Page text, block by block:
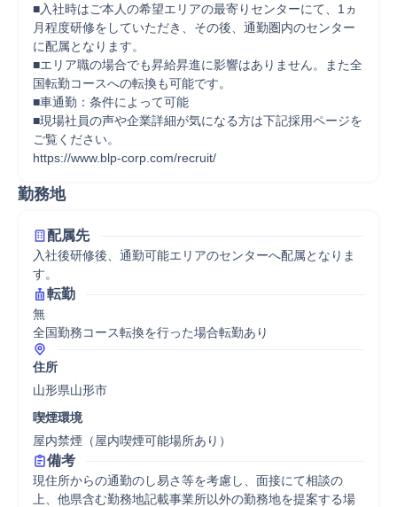
■入社時はご本人の希望エリアの最寄りセンターにて、1ヵ
月程度研修をしていただき、その後、通勤圏内のセンター
に配属となります。
■エリア職の場合でも昇給昇進に影響はありません。また全
国転勤コースへの転換も可能です。
■車通勤：条件によって可能
■現場社員の声や企業詳細が気になる方は下記採用ページを
ご覧ください。
https://www.blp-corp.com/recruit/
勤務地
配属先
入社後研修後、通勤可能エリアのセンターへ配属となりま
す。
転勤
無
全国勤務コース転換を行った場合転勤あり
住所
山形県山形市
喫煙環境
屋内禁煙（屋内喫煙可能場所あり）
備考
現住所からの通勤のし易さ等を考慮し、面接にて相談の
上、他県含む勤務地記載事業所以外の勤務地を提案する場